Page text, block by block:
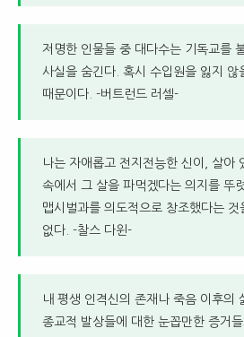
저명한 인물들 중 대다수는 기독교를
사실을 숨긴다. 혹시 수입원을 잃지 않
때문이다. -버트런드 러셀-
나는 자애롭고 전지전능한 신이, 살아
속에서 그 살을 파먹겠다는 의지를 뚜
맵시벌과를 의도적으로 창조했다는
없다. -찰스 다윈-
내 평생 인격신의 존재나 죽음 이후의
종교적 발상들에 대한 눈꼽만한 증거